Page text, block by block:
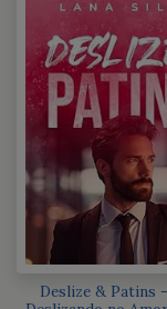
Deslize & Patins